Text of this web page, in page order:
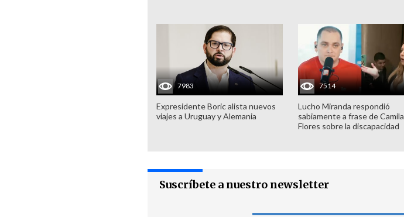
7983
Expresidente Boric alista nuevos
viajes a Uruguay y Alemania
7514
Lucho Miranda respondió
sabiamente a frase de Camila
Flores sobre la discapacidad
Suscríbete a nuestro newsletter